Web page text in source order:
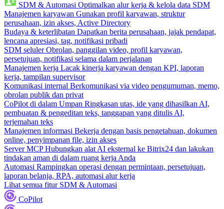
SDM & Automasi Optimalkan alur kerja & kelola data SDM
Manajemen karyawan Gunakan profil karyawan, struktur
perusahaan, izin akses, Active Directory
Budaya & keterlibatan Dapatkan berita perusahaan, jajak pendapat,
lencana apresiasi, tag, notifikasi pribadi
SDM seluler Obrolan, panggilan video, profil karyawan,
persetujuan, notifikasi selama dalam perjalanan
Manajemen kerja Lacak kinerja karyawan dengan KPI, laporan
kerja, tampilan supervisor
Komunikasi internal Berkomunikasi via video pengumuman, memo,
obrolan publik dan privat
CoPilot di dalam Umpan Ringkasan utas, ide yang dihasilkan AI,
pembuatan & pengeditan teks, tanggapan yang ditulis AI,
terjemahan teks
Manajemen informasi Bekerja dengan basis pengetahuan, dokumen
online, penyimpanan file, izin akses
Server MCP Hubungkan alat AI eksternal ke Bitrix24 dan lakukan
tindakan aman di dalam ruang kerja Anda
Automasi Rampingkan operasi dengan permintaan, persetujuan,
laporan belanja, RPA, automasi alur kerja
Lihat semua fitur SDM & Automasi
CoPilot